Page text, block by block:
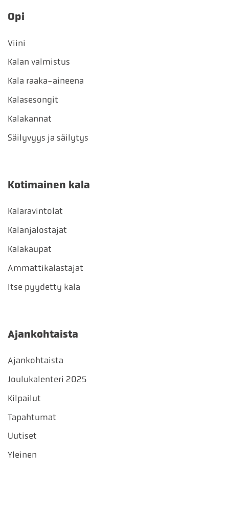
Opi
Viini
Kalan valmistus
Kala raaka-aineena
Kalasesongit
Kalakannat
Säilyvyys ja säilytys
Kotimainen kala
Kalaravintolat
Kalanjalostajat
Kalakaupat
Ammattikalastajat
Itse pyydetty kala
Ajankohtaista
Ajankohtaista
Joulukalenteri 2025
Kilpailut
Tapahtumat
Uutiset
Yleinen